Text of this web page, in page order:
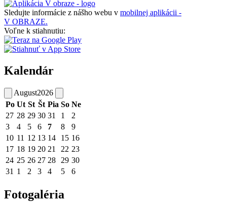
Sledujte informácie z nášho webu v mobilnej aplikácii -
V OBRAZE.
Voľne k stiahnutiu:
Kalendár
August2026
Po Ut St Št Pia So Ne
27 28 29 30 31 1
2
3
4 5 6 7 8
9
10 11 12 13 14 15 16
17 18 19 20 21 22 23
24 25 26 27 28 29 30
31 1 2 3 4 5 6
Fotogaléria